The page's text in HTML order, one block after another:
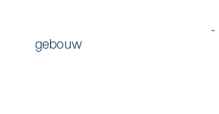
Offerte aanvragen
Glazenwasser van Asito reinigt